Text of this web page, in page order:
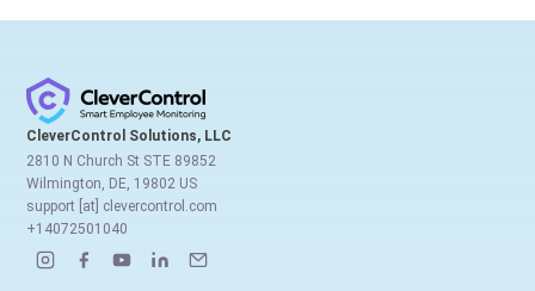
CleverControl Solutions, LLC
2810 N Church St STE 89852
Wilmington, DE, 19802 US
support [at] clevercontrol.com
+14072501040